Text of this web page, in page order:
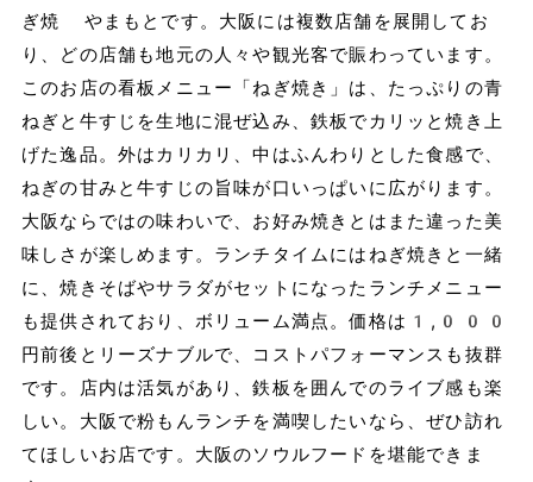
ぎ焼 やまもとです。大阪には複数店舗を展開してお
り、どの店舗も地元の人々や観光客で賑わっています。
このお店の看板メニュー「ねぎ焼き」は、たっぷりの青
ねぎと牛すじを生地に混ぜ込み、鉄板でカリッと焼き上
げた逸品。外はカリカリ、中はふんわりとした食感で、
ねぎの甘みと牛すじの旨味が口いっぱいに広がります。
大阪ならではの味わいで、お好み焼きとはまた違った美
味しさが楽しめます。ランチタイムにはねぎ焼きと一緒
に、焼きそばやサラダがセットになったランチメニュー
も提供されており、ボリューム満点。価格は1,000
円前後とリーズナブルで、コストパフォーマンスも抜群
です。店内は活気があり、鉄板を囲んでのライブ感も楽
しい。大阪で粉もんランチを満喫したいなら、ぜひ訪れ
てほしいお店です。大阪のソウルフードを堪能できま